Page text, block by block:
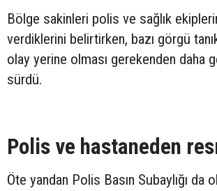
Bölge sakinleri polis ve sağlık
verdiklerini belirtirken, bazı görgü
olay yerine olması gerekenden daha
sürdü.
Polis ve hastaneden
Öte yandan Polis Basın Subaylığı da